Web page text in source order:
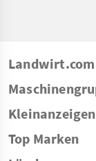
Landwirt.com
Kleinanzeigen
Top Marken